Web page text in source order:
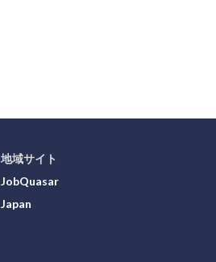
地域サイト
JobQuasar
Japan